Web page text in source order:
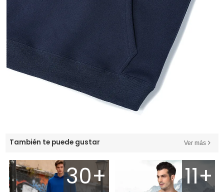
También te puede gustar Ver más
30+ 11+